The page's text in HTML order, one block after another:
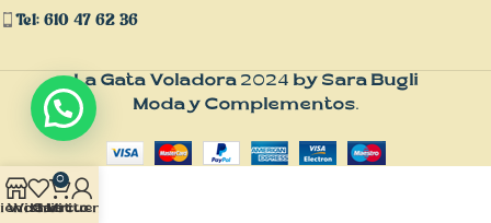
Tel: 610 47 62 36
La Gata Voladora 2024 by Sara Bugli
Moda y Complementos.
Wishlist
0
Carrito
Mi cuenta